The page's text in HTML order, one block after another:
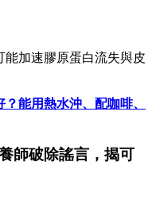
加速膠原蛋白流失與皮
能用熱水沖、配咖啡、
師破除謠言，揭可